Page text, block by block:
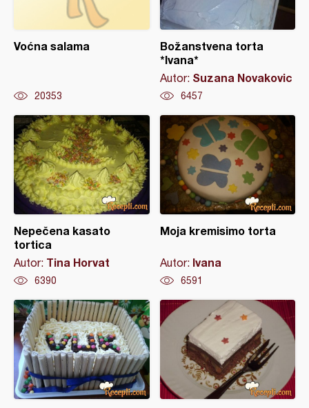
Voćna salama
20353
Božanstvena torta
*Ivana*
Autor: Suzana Novakovic
6457
Nepečena kasato
tortica
Autor: Tina Horvat
6390
Moja kremisimo torta
Autor: Ivana
6591